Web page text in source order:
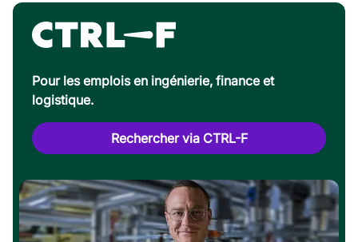
Pour les emplois en ingénierie, finance et
logistique.
Rechercher via CTRL-F